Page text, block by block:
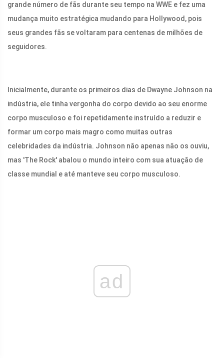
grande número de fãs durante seu tempo na WWE e fez uma
mudança muito estratégica mudando para Hollywood, pois
seus grandes fãs se voltaram para centenas de milhões de
seguidores.
Inicialmente, durante os primeiros dias de Dwayne Johnson na
indústria, ele tinha vergonha do corpo devido ao seu enorme
corpo musculoso e foi repetidamente instruído a reduzir e
formar um corpo mais magro como muitas outras
celebridades da indústria. Johnson não apenas não os ouviu,
mas 'The Rock' abalou o mundo inteiro com sua atuação de
classe mundial e até manteve seu corpo musculoso.
ad